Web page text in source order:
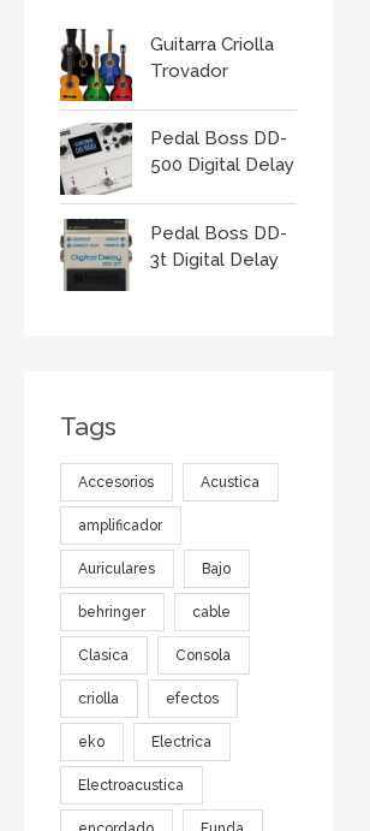
Guitarra Criolla
Trovador
Pedal Boss DD-
500 Digital Delay
Pedal Boss DD-
3t Digital Delay
Tags
Accesorios Acustica
amplificador
Auriculares Bajo
behringer cable
Clasica Consola
criolla efectos
eko Electrica
Electroacustica